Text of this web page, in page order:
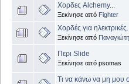
Χορδες Alchemy...
Ξεκίνησε από Fighter
Χορδές για ηλεκτρικές.
Ξεκίνησε από
Περι Slide
Ξεκίνησε από psomas
Τι να κάνω να μη μου